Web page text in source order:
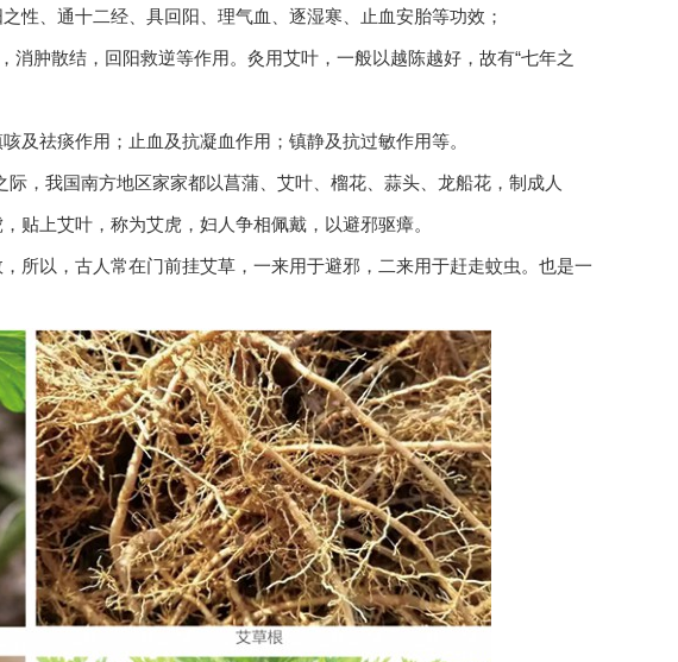
性、通十二经、具回阳、理气血、逐湿寒、止血安胎等功效；
消肿散结，回阳救逆等作用。灸用艾叶，一般以越陈越好，故有“七年之
及祛痰作用；止血及抗凝血作用；镇静及抗过敏作用等。
，我国南方地区家家都以菖蒲、艾叶、榴花、蒜头、龙船花，制成人
贴上艾叶，称为艾虎，妇人争相佩戴，以避邪驱瘴。
所以，古人常在门前挂艾草，一来用于避邪，二来用于赶走蚊虫。也是一